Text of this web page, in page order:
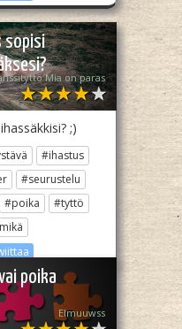
sopisi
Mia on paras
;)
#ihastus
#seurustelu
#poika
#tyttö
poika
Elmuuwss